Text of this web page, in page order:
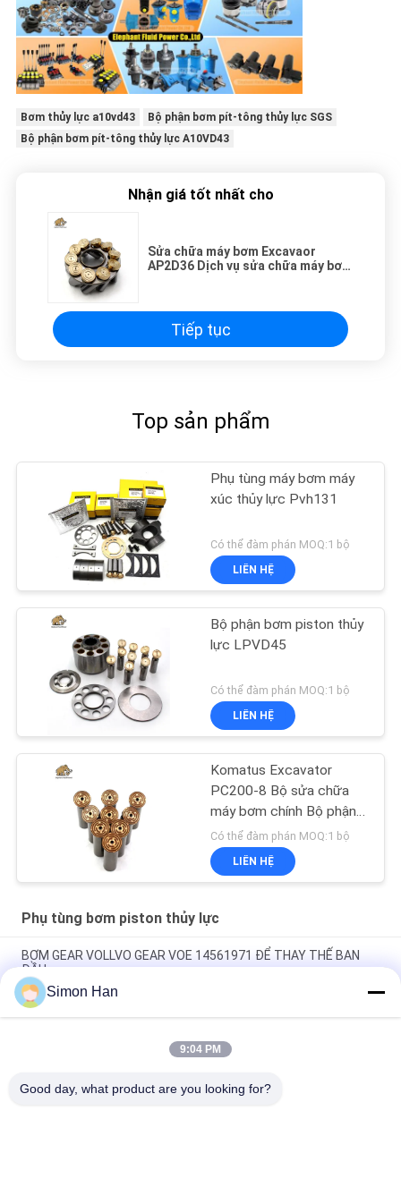
Bơm thủy lực a10vd43
Bộ phận bơm pít-tông thủy lực SGS
Bộ phận bơm pít-tông thủy lực A10VD43
Nhận giá tốt nhất cho
Sửa chữa máy bơm Excavaor
AP2D36 Dịch vụ sửa chữa máy bơm
Tiếp tục
Top sản phẩm
Phụ tùng máy bơm máy
xúc thủy lực Pvh131
Có thể đàm phán MOQ:1 bộ
LIÊN HỆ
Bộ phận bơm piston thủy
lực LPVD45
Có thể đàm phán MOQ:1 bộ
LIÊN HỆ
Komatus Excavator
PC200-8 Bộ sửa chữa
máy bơm chính Bộ phận
máy bơm thủy lực Máy
bơm piston Dịch vụ sửa
chữa bảo trì
Có thể đàm phán MOQ:1 bộ
LIÊN HỆ
Phụ tùng bơm piston thủy lực
BƠM GEAR VOLLVO GEAR VOE 14561971 ĐỂ THAY THẾ BAN
ĐẦU
BƠM GEAR VOLLVO GEAR VOE 14537295 ĐỂ THAY THẾ BAN
ĐẦU
VOLLVO GALLERY GEAR PUMP VOE 14782798 để thay thế ban
Simon Han
9:04 PM
Good day, what product are you looking for?